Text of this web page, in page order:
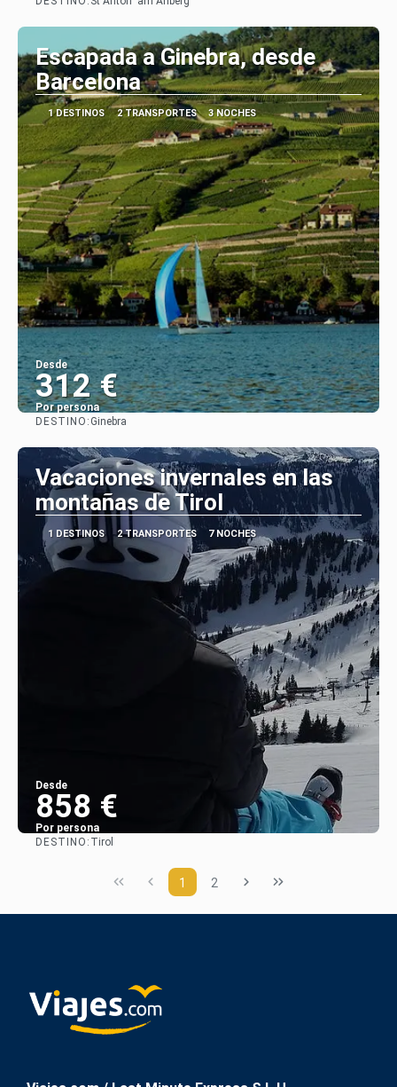
Escapada a Ginebra, desde
Barcelona
1 DESTINOS 2 TRANSPORTES 3 NOCHES
Desde
312 €
Por persona
DESTINO: Ginebra
Vacaciones invernales en las
montañas de Tirol
1 DESTINOS 2 TRANSPORTES 7 NOCHES
Desde
858 €
Por persona
DESTINO: Tirol
1 2